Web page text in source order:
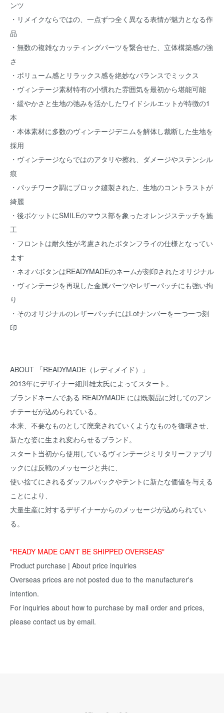
ンツ
・リメイクならではの、一点ずつ全く異なる表情が魅力となる作
品
・無数の複雑なカッティングパーツを繋合せた、立体構築感の強
さ
・ボリューム感とリラックス感を絶妙なバランスでミックス
・ヴィンテージ素材特有の小慣れた雰囲気を最初から堪能可能
・緩やかさと生地の弛みを活かしたワイドシルエットが特徴の1
本
・本体素材に多数のヴィンテージデニムを解体し裁断した生地を
採用
・ヴィンテージならではのアタリや擦れ、ダメージやステンシル
痕
・パッチワーク調にブロック縫製された、生地のコントラストが
綺麗
・後ポケットにSMILEのマウス部を象ったオレンジステッチを施
工
・フロントは耐久性が考慮されたボタンフライの仕様となってい
ます
・ネオバボタンはREADYMADEのネームが刻印されたオリジナル
・ヴィンテージを再現した金属パーツやレザーパッチにも強い拘
り
・そのオリジナルのレザーパッチにはLotナンバーを一つ一つ刻
印
ABOUT 「READYMADE（レディメイド）」
2013年にデザイナー細川雄太氏によってスタート。
ブランドネームである READYMADE には既製品に対してのアン
チテーゼが込められている。
本来、不要なものとして廃棄されていくようなものを循環させ、
新たな姿に生まれ変わらせるブランド。
スタート当初から使用しているヴィンテージミリタリーファブリ
ックには反戦のメッセージと共に、
使い捨てにされるダッフルバックやテントに新たな価値を与える
ことにより、
大量生産に対するデザイナーからのメッセージが込められてい
る。
"READY MADE CAN'T BE SHIPPED OVERSEAS"
Product purchase | About price inquiries
Overseas prices are not posted due to the manufacturer's
intention.
For inquiries about how to purchase by mail order and prices,
please contact us by email.